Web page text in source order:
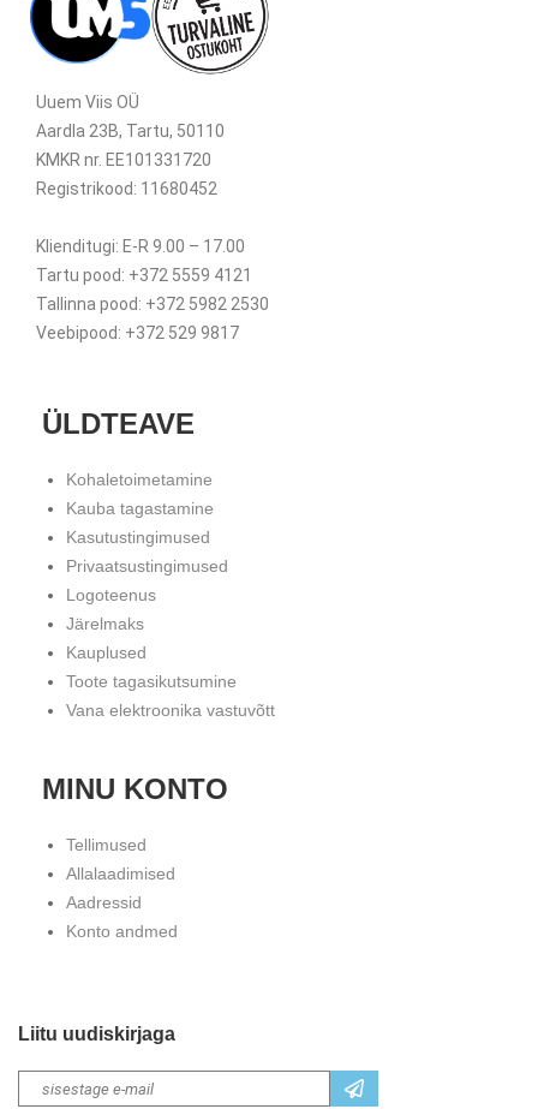
Uuem Viis OÜ
Aardla 23B, Tartu, 50110
KMKR nr. EE101331720
Registrikood: 11680452
Klienditugi: E-R 9.00 – 17.00
Tartu pood: +372 5559 4121
Tallinna pood: +372 5982 2530
Veebipood: +372 529 9817
ÜLDTEAVE
Kohaletoimetamine
Kauba tagastamine
Kasutustingimused
Privaatsustingimused
Logoteenus
Järelmaks
Kauplused
Toote tagasikutsumine
Vana elektroonika vastuvõtt
MINU KONTO
Tellimused
Allalaadimised
Aadressid
Konto andmed
Liitu uudiskirjaga